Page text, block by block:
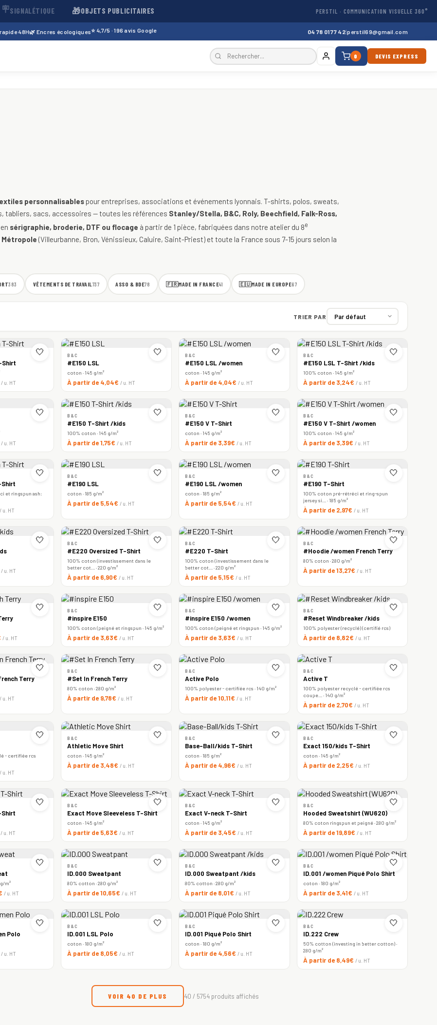
🪧SIGNALÉTIQUE 🎁OBJETS PUBLICITAIRES PERSTIL · COMMUNICATION VISUELLE 360°
48H🌿 Encres écologiques⭐ 4,7/5 · 196 avis Google 04 78 01 77 42|perstil69@gmail.com
0 DEVIS EXPRESS
personnalisables pour entreprises, associations et événements lyonnais. T-shirts, polos, sweats,
tabliers, sacs, accessoires — toutes les références Stanley/Stella, B&C, Roly, Beechfield, Falk-Ross,
sérigraphie, broderie, DTF ou flocage à partir de 1 pièce, fabriquées dans notre atelier du 8e
Métropole (Villeurbanne, Bron, Vénissieux, Caluire, Saint-Priest) et toute la France sous 7-15 jours selon la
383 VÊTEMENTS DE TRAVAIL737 ASSO & BDE78 🇫🇷MADE IN FRANCE41 🇪🇺MADE IN EUROPE67
TRIER PAR
🤍
Shirt
/ u. HT
🤍
B&C
#E150 LSL
coton · 145 g/m²
À partir de 4,04€ / u. HT
🤍
B&C
#E150 LSL /women
coton · 145 g/m²
À partir de 4,04€ / u. HT
🤍
B&C
#E150 LSL T-Shirt /kids
100% coton · 145 g/m²
À partir de 3,24€ / u. HT
🤍
/ u. HT
🤍
B&C
#E150 T-Shirt /kids
100% coton · 145 g/m²
À partir de 1,75€ / u. HT
🤍
B&C
#E150 V T-Shirt
coton · 145 g/m²
À partir de 3,39€ / u. HT
🤍
B&C
#E150 V T-Shirt /women
100% coton · 145 g/m²
À partir de 3,39€ / u. HT
🤍
Shirt
et ringspun ash:
/ u. HT
🤍
B&C
#E190 LSL
coton · 185 g/m²
À partir de 5,54€ / u. HT
🤍
B&C
#E190 LSL /women
coton · 185 g/m²
À partir de 5,54€ / u. HT
🤍
B&C
#E190 T-Shirt
100% coton pré-rétréci et ring-spun
jersey si… · 185 g/m²
À partir de 2,97€ / u. HT
🤍
/ u. HT
🤍
B&C
#E220 Oversized T-Shirt
100% coton (investissement dans le
better cot… · 220 g/m²
À partir de 6,90€ / u. HT
🤍
B&C
#E220 T-Shirt
100% coton (investissement dans le
better cot… · 220 g/m²
À partir de 5,15€ / u. HT
🤍
B&C
#Hoodie /women French Terry
80% coton · 280 g/m²
À partir de 13,27€ / u. HT
🤍
/ u. HT
🤍
B&C
#inspire E150
100% coton (peigné et ringspun · 145 g/m²
À partir de 3,63€ / u. HT
🤍
B&C
#inspire E150 /women
100% coton (peigné et ringspun · 145 g/m²
À partir de 3,63€ / u. HT
🤍
B&C
#Reset Windbreaker /kids
100% polyester (recyclé) (certifié rcs)
À partir de 8,82€ / u. HT
🤍
Terry
/ u. HT
🤍
B&C
#Set In French Terry
80% coton · 280 g/m²
À partir de 9,78€ / u. HT
🤍
B&C
Active Polo
100% polyester - certifiée rcs · 140 g/m²
À partir de 10,11€ / u. HT
🤍
B&C
Active T
100% polyester recyclé - certifiée rcs
coupe… · 140 g/m²
À partir de 2,70€ / u. HT
🤍
- certifiée rcs
/ u. HT
🤍
B&C
Athletic Move Shirt
coton · 145 g/m²
À partir de 3,48€ / u. HT
🤍
B&C
Base-Ball/kids T-Shirt
coton · 185 g/m²
À partir de 4,96€ / u. HT
🤍
B&C
Exact 150/kids T-Shirt
coton · 145 g/m²
À partir de 2,25€ / u. HT
🤍
/ u. HT
🤍
B&C
Exact Move Sleeveless T-Shirt
coton · 145 g/m²
À partir de 5,63€ / u. HT
🤍
B&C
Exact V-neck T-Shirt
coton · 145 g/m²
À partir de 3,45€ / u. HT
🤍
B&C
Hooded Sweatshirt (WU620)
80% coton ringspun et peigné · 280 g/m²
À partir de 19,89€ / u. HT
🤍
m²
/ u. HT
🤍
B&C
ID.000 Sweatpant
80% cotton · 280 g/m²
À partir de 10,65€ / u. HT
🤍
B&C
ID.000 Sweatpant /kids
80% cotton · 280 g/m²
À partir de 8,01€ / u. HT
🤍
B&C
ID.001 /women Piqué Polo Shirt
coton · 180 g/m²
À partir de 3,41€ / u. HT
🤍
Polo
/ u. HT
🤍
B&C
ID.001 LSL Polo
coton · 180 g/m²
À partir de 8,05€ / u. HT
🤍
B&C
ID.001 Piqué Polo Shirt
coton · 180 g/m²
À partir de 4,56€ / u. HT
🤍
B&C
ID.222 Crew
50% cotton (investing in better cotton) ·
280 g/m²
À partir de 8,49€ / u. HT
VOIR 40 DE PLUS 40 / 5754 produits affichés